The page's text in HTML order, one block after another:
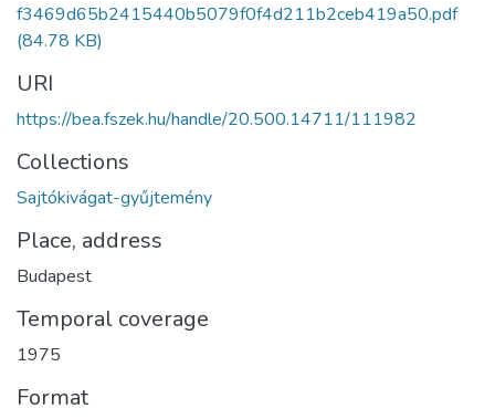
f3469d65b2415440b5079f0f4d211b2ceb419a50.pdf
(84.78 KB)
URI
https://bea.fszek.hu/handle/20.500.14711/111982
Collections
Sajtókivágat-gyűjtemény
Place, address
Budapest
Temporal coverage
1975
Format